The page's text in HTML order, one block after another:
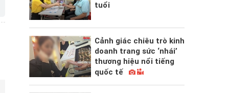
tuổi
Cảnh giác chiêu trò kinh
doanh trang sức ‘nhái’
thương hiệu nổi tiếng
quốc tế